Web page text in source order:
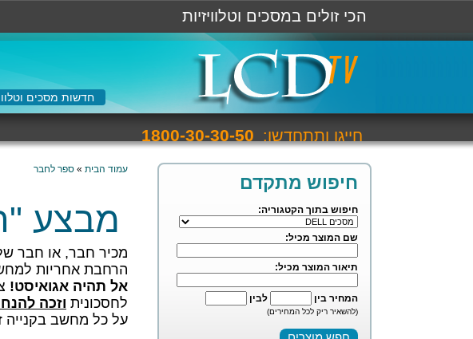
הכי זולים במסכים וטלוויזיות
חדשות מסכים
חייגו ותתחדשו: 1800-30-30-50
חיפוש מתקדם
חיפוש בתוך הקטגוריה:
שם המוצר מכיל:
תיאור המוצר מכיל:
המחיר בין לבין
(להשאיר ריק לכל המחירים)
עמוד הבית » ספר לחבר
מבצע
מכיר חבר, או חבר
הרחבת אחריות
אל תהיה אגואיסט!
לחסכונית וזכה להנחה
על כל מחשב בקנייה